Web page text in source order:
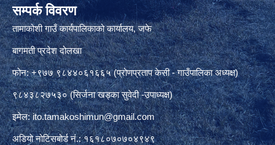
सम्पर्क विवरण
तामाकोशी गाउँ कार्यपालिकाको कार्यालय, जफे
बागमती प्रदेश दोलखा
फोन: +९७७ ९८४४०६१६६५ (प्रोणप्रताप केसी - गाउँपालिका अध्यक्ष)
९८४३८२७५३० (सिर्जना खड्का सुवेदी -उपाध्यक्ष)
इमेल:ito.tamakoshimun@gmail.com
अडियो नोटिसबोर्ड नं.: १६१८०७०७०४९४९